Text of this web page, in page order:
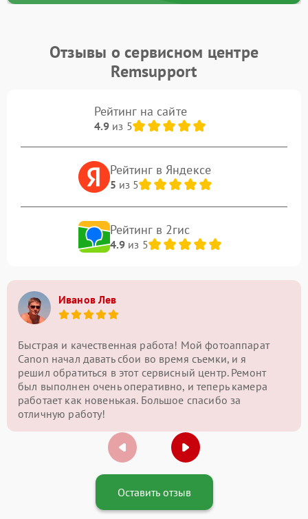
Отзывы о сервисном центре
Remsupport
Рейтинг на сайте
4.9из 5
Рейтинг в Яндексе
5 из 5
Рейтинг в 2гис
4.9из 5
Иванов Лев
Быстрая и качественная работа! Мой фотоаппарат
Canon начал давать сбои во время съемки, и я
решил обратиться в этот сервисный центр. Ремонт
был выполнен очень оперативно, и теперь камера
работает как новенькая. Большое спасибо за
отличную работу!
Оставить отзыв